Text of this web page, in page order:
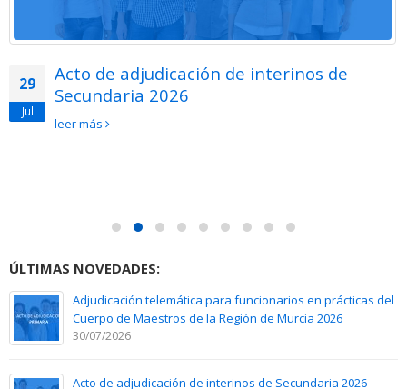
29
Jul
Acto de adjudicación de interinos de
Secundaria 2026
leer más
ÚLTIMAS NOVEDADES:
Adjudicación telemática para funcionarios en prácticas del
Cuerpo de Maestros de la Región de Murcia 2026
30/07/2026
Acto de adjudicación de interinos de Secundaria 2026